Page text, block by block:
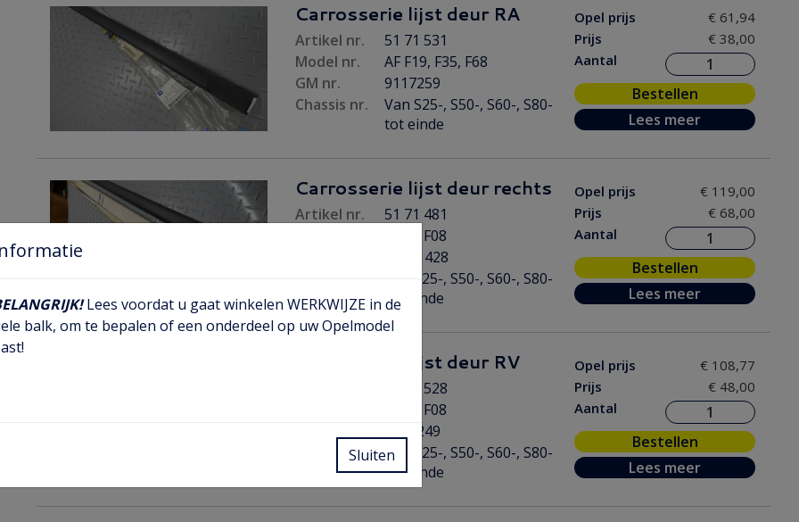
Carrosserie lijst deur RA
Artikel nr.
51 71 531
Model nr.
AF F19, F35, F68
GM nr.
9117259
Chassis nr.
Van S25-, S50-, S60-, S80-
tot einde
Opel prijs
€ 61,94
Prijs
€ 38,00
Aantal
Bestellen
Lees meer
Carrosserie lijst deur rechts
Artikel nr.
51 71 481
AF 53 F08
90511428
Van S25-, S50-, S60-, S80-
tot einde
Opel prijs
€ 119,00
Prijs
€ 68,00
Aantal
Bestellen
Lees meer
Carrosserie lijst deur RV
51 71 528
AF 53 F08
9117249
Chassis nr.
Van S25-, S50-, S60-, S80-
tot einde
Opel prijs
€ 108,77
Prijs
€ 48,00
Aantal
Bestellen
Lees meer
Lees voordat u gaat winkelen WERKWIJZE in de
balk, om te bepalen of een onderdeel op uw Opelmodel
Sluiten